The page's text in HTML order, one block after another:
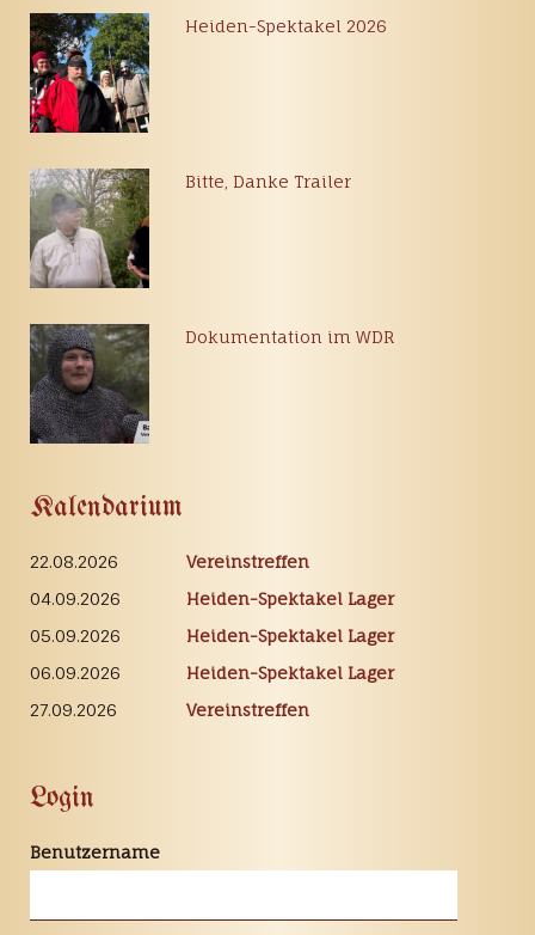
Heiden-Spektakel 2026
Bitte, Danke Trailer
Dokumentation im WDR
Kalendarium
22.08.2026
Vereinstreffen
04.09.2026
Heiden-Spektakel Lager
05.09.2026
Heiden-Spektakel Lager
06.09.2026
Heiden-Spektakel Lager
27.09.2026
Vereinstreffen
Login
Benutzername